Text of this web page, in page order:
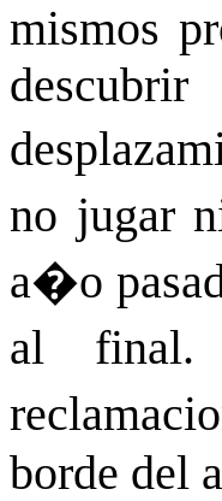
mismos
no jugar
a�o
al final.
borde del